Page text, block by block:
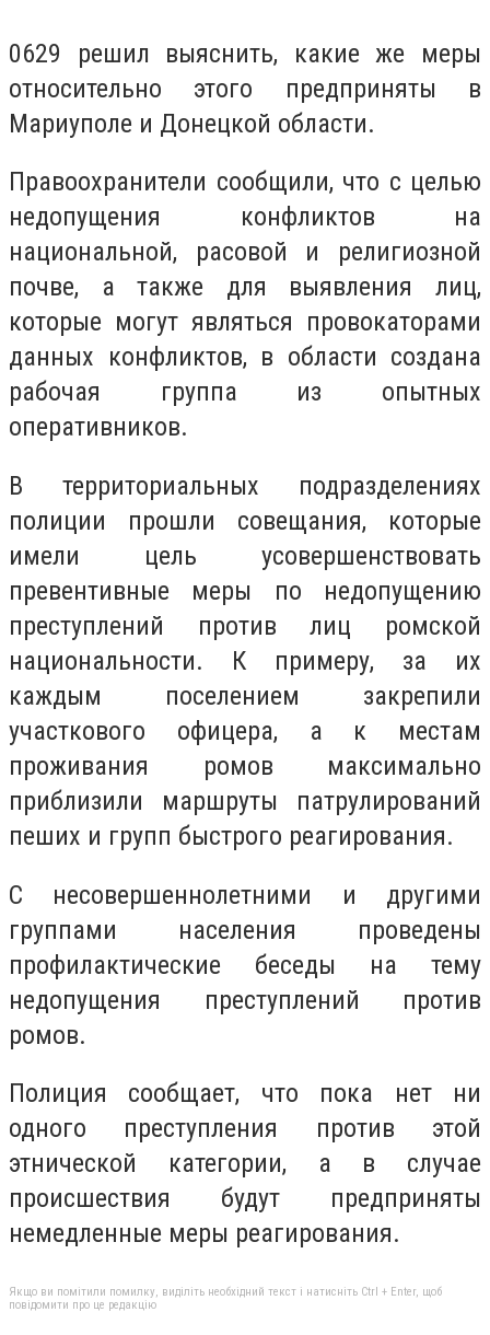
0629 решил выяснить, какие же меры
относительно этого предприняты в
Мариуполе и Донецкой области.
Правоохранители сообщили, что с целью
недопущения конфликтов на
национальной, расовой и религиозной
почве, а также для выявления лиц,
которые могут являться провокаторами
данных конфликтов, в области создана
рабочая группа из опытных
оперативников.
В территориальных подразделениях
полиции прошли совещания, которые
имели цель усовершенствовать
превентивные меры по недопущению
преступлений против лиц ромской
национальности. К примеру, за их
каждым поселением закрепили
участкового офицера, а к местам
проживания ромов максимально
приблизили маршруты патрулирований
пеших и групп быстрого реагирования.
С несовершеннолетними и другими
группами населения проведены
профилактические беседы на тему
недопущения преступлений против
ромов.
Полиция сообщает, что пока нет ни
одного преступления против этой
этнической категории, а в случае
происшествия будут предприняты
немедленные меры реагирования.
Якщо ви помітили помилку, виділіть необхідний текст і натисніть Ctrl + Enter, щоб
повідомити про це редакцію